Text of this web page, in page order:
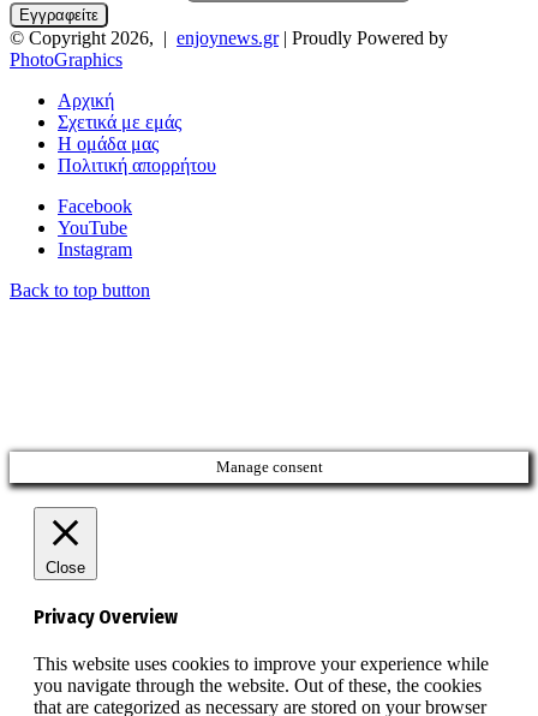
© Copyright 2026, | enjoynews.gr| Proudly Powered by
PhotoGraphics
Αρχική
Σχετικά με εμάς
Η ομάδα μας
Πολιτική απορρήτου
Facebook
YouTube
Instagram
Back to top button
Manage consent
Close
Privacy Overview
This website uses cookies to improve your experience while
you navigate through the website. Out of these, the cookies
that are categorized as necessary are stored on your browser